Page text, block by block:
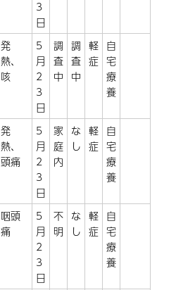
3
日
発
熱、
咳
5
月
2
3
日
調
査
中
調
査
中
軽
症
自
宅
療
養
発
熱、
頭痛
5
月
2
3
日
家
庭
内
な
し
軽
症
自
宅
療
養
咽頭
痛
5
月
2
3
日
不
明
な
し
軽
症
自
宅
療
養